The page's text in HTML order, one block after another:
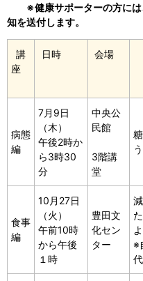
※健康サポーターの方には
知を送付します。
講
座
日時
会場
病態
編
7月9日
（木）
午後2時か
ら3時30
分
中央公
民館
3階講
堂
食事
編
10月27日
（火）
午前10時
から午後
１時
豊田文
化セン
ター
※
代